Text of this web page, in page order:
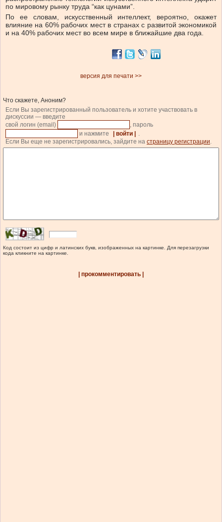
по мировому рынку труда “как цунами”.
По ее словам, искусственный интеллект, вероятно, окажет
влияние на 60% рабочих мест в странах с развитой экономикой
и на 40% рабочих мест во всем мире в ближайшие два года.
версия для печати >>
Что скажете, Аноним?
Если Вы зарегистрированный пользователь и хотите участвовать в
дискуссии — введите
свой логин (email)
, пароль
и нажмите
| войти |
.
Если Вы еще не зарегистрировались, зайдите на страницу регистрации.
Код состоит из цифр и латинских букв, изображенных на картинке. Для перезагрузки
кода кликните на картинке.
| прокомментировать |